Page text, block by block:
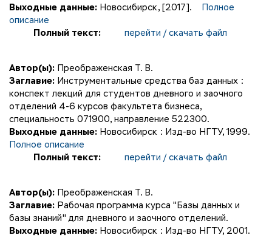
Выходные данные: Новосибирск, [2017].
Полное
описание
Полный текст:
перейти / скачать файл
Автор(ы): Преображенская Т. В.
Заглавие: Инструментальные средства баз данных :
конспект лекций для студентов дневного и заочного
отделений 4-6 курсов факультета бизнеса,
специальность 071900, направление 522300.
Выходные данные: Новосибирск : Изд-во НГТУ, 1999.
Полное описание
Полный текст:
перейти / скачать файл
Автор(ы): Преображенская Т. В.
Заглавие: Рабочая программа курса "Базы данных и
базы знаний" для дневного и заочного отделений.
Выходные данные: Новосибирск : Изд-во НГТУ, 2001.